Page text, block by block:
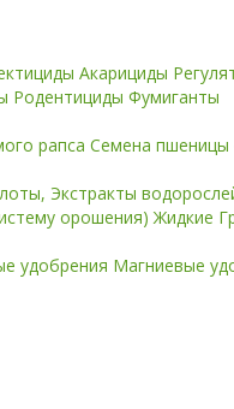
Акарициды
Родентициды Фумиганты
рапса Семена пшеницы
Экстракты
орошения)Жидкие
удобрения Магниевые